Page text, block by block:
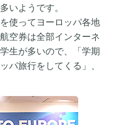
いようです。
使ってヨーロッパ各地
空券は全部インターネ
生が多いので、「学期
パ旅行をしてくる」、